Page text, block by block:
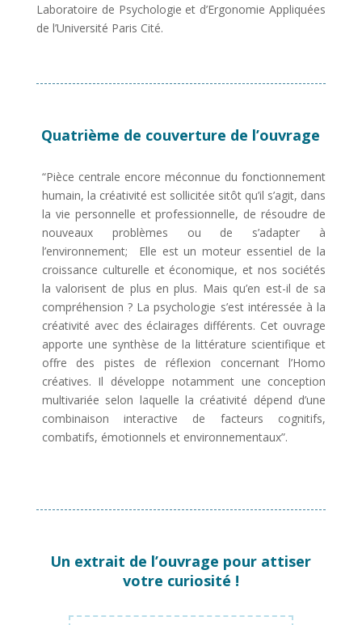
Laboratoire de Psychologie et d’Ergonomie Appliquées
de l’Université Paris Cité.
Quatrième de couverture de l’ouvrage
“Pièce centrale encore méconnue du fonctionnement
humain, la créativité est sollicitée sitôt qu’il s’agit, dans
la vie personnelle et professionnelle, de résoudre de
nouveaux problèmes ou de s’adapter à
l’environnement; Elle est un moteur essentiel de la
croissance culturelle et économique, et nos sociétés
la valorisent de plus en plus. Mais qu’en est-il de sa
compréhension ? La psychologie s’est intéressée à la
créativité avec des éclairages différents. Cet ouvrage
apporte une synthèse de la littérature scientifique et
offre des pistes de réflexion concernant l’Homo
créatives. Il développe notamment une conception
multivariée selon laquelle la créativité dépend d’une
combinaison interactive de facteurs cognitifs,
combatifs, émotionnels et environnementaux”.
Un extrait de l’ouvrage pour attiser
votre curiosité !